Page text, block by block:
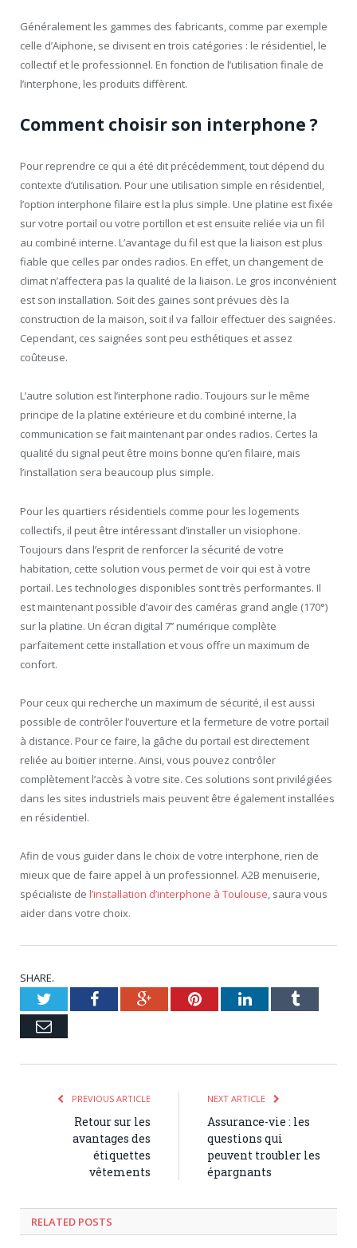
Généralement les gammes des fabricants, comme par exemple
celle d’Aiphone, se divisent en trois catégories : le résidentiel, le
collectif et le professionnel. En fonction de l’utilisation finale de
l’interphone, les produits diffèrent.
Comment choisir son interphone ?
Pour reprendre ce qui a été dit précédemment, tout dépend du
contexte d’utilisation. Pour une utilisation simple en résidentiel,
l’option interphone filaire est la plus simple. Une platine est fixée
sur votre portail ou votre portillon et est ensuite reliée via un fil
au combiné interne. L’avantage du fil est que la liaison est plus
fiable que celles par ondes radios. En effet, un changement de
climat n’affectera pas la qualité de la liaison. Le gros inconvénient
est son installation. Soit des gaines sont prévues dès la
construction de la maison, soit il va falloir effectuer des saignées.
Cependant, ces saignées sont peu esthétiques et assez
coûteuse.
L’autre solution est l’interphone radio. Toujours sur le même
principe de la platine extérieure et du combiné interne, la
communication se fait maintenant par ondes radios. Certes la
qualité du signal peut être moins bonne qu’en filaire, mais
l’installation sera beaucoup plus simple.
Pour les quartiers résidentiels comme pour les logements
collectifs, il peut être intéressant d’installer un visiophone.
Toujours dans l’esprit de renforcer la sécurité de votre
habitation, cette solution vous permet de voir qui est à votre
portail. Les technologies disponibles sont très performantes. Il
est maintenant possible d’avoir des caméras grand angle (170°)
sur la platine. Un écran digital 7’’ numérique complète
parfaitement cette installation et vous offre un maximum de
confort.
Pour ceux qui recherche un maximum de sécurité, il est aussi
possible de contrôler l’ouverture et la fermeture de votre portail
à distance. Pour ce faire, la gâche du portail est directement
reliée au boitier interne. Ainsi, vous pouvez contrôler
complètement l’accès à votre site. Ces solutions sont privilégiées
dans les sites industriels mais peuvent être également installées
en résidentiel.
Afin de vous guider dans le choix de votre interphone, rien de
mieux que de faire appel à un professionnel. A2B menuiserie,
spécialiste de l’installation d’interphone à Toulouse, saura vous
aider dans votre choix.
SHARE.
TwitterFacebookGoogle+PinterestLinkedInTumblr
Email
PREVIOUS ARTICLE
Retour sur les
avantages des
étiquettes
vêtements
NEXT ARTICLE
Assurance-vie : les
questions qui
peuvent troubler les
épargnants
RELATED POSTS